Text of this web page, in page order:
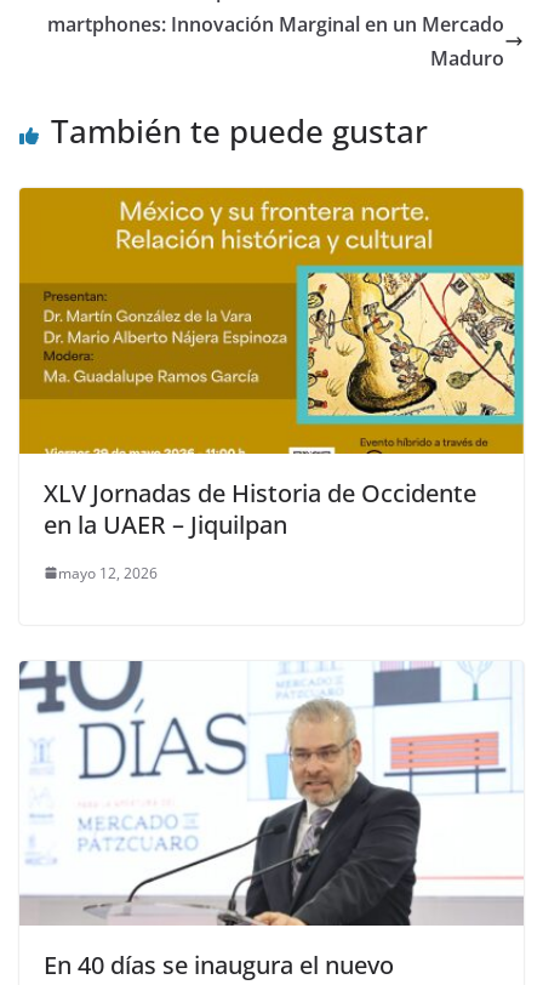
martphones: Innovación Marginal en un Mercado
Maduro
También te puede gustar
XLV Jornadas de Historia de Occidente
en la UAER – Jiquilpan
mayo 12, 2026
En 40 días se inaugura el nuevo